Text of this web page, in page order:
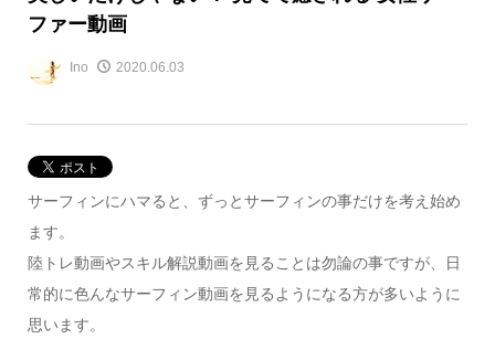
ファー動画
Ino 2020.06.03
サーフィンにハマると、ずっとサーフィンの事だけを考え始め
ます。
陸トレ動画やスキル解説動画を見ることは勿論の事ですが、日
常的に色んなサーフィン動画を見るようになる方が多いように
思います。